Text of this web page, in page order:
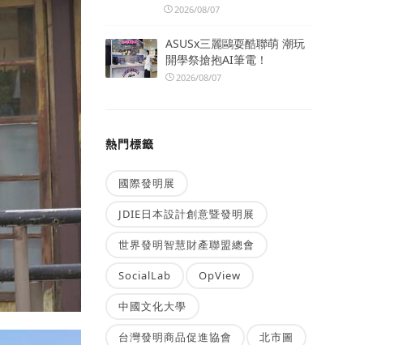
2026/08/07
ASUSx三麗鷗耍酷聯萌 潮玩
開學祭搶抱AI筆電！
2026/08/07
熱門標籤
國際發明展
JDIE日本設計創意暨發明展
世界發明智慧財產聯盟總會
SocialLab OpView
中國文化大學
台灣發明商品促進協會 北市圖